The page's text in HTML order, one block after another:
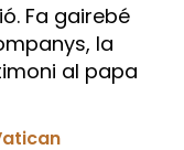
Fa gairebé
la
al papa